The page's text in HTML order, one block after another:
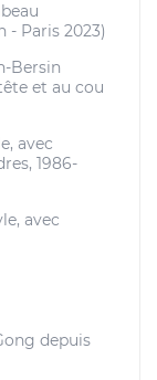
Paris 2023)
Bersin
et au cou
avec
1986-
avec
depuis